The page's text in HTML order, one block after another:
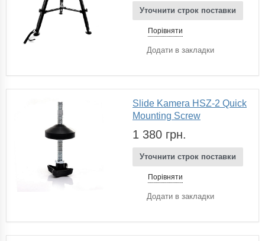
Уточнити строк поставки
Порівняти
Додати в закладки
Slide Kamera HSZ-2 Quick
Mounting Screw
1 380 грн.
Уточнити строк поставки
Порівняти
Додати в закладки